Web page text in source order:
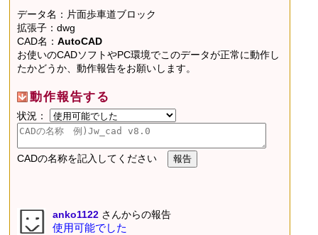
データ名：片面歩車道ブロック
拡張子：dwg
CAD名：AutoCAD
お使いのCADソフトやPC環境でこのデータが正常に動作し
たかどうか、動作報告をお願いします。
動作報告する
状況：
CADの名称を記入してください
anko1122 さんからの報告
使用可能でした